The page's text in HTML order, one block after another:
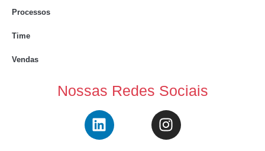
Processos
Time
Vendas
Nossas Redes Sociais